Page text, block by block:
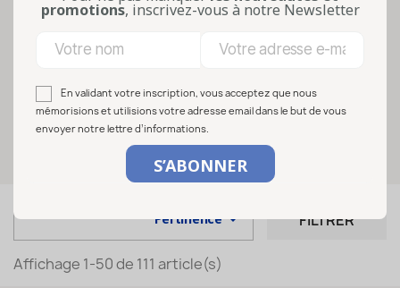
de sécurité, aussi appelé flip, permet de
vide après traitement thermique.
Lire la suite
Sélectionnez vos options
Pertinence FILTRER
Affichage 1-50 de 111 article(s)
promotions, inscrivez-vous à notre Newsletter
En validant votre inscription, vous acceptez que nous
mémorisions et utilisions votre adresse email dans le but de vous
envoyer notre lettre d’informations.